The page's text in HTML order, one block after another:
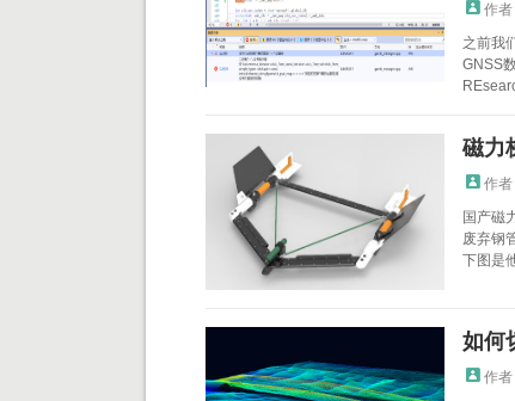
作者
之前我
GNSS
磁力
作者
国产磁
废弃钢
下图是
如何
作者